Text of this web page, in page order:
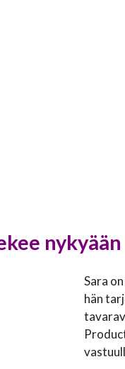
nykyään
Sara
hän